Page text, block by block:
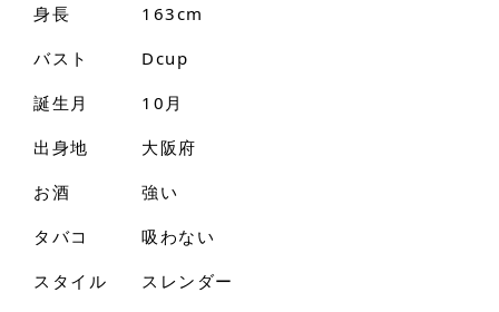
身長
163cm
バスト
Dcup
誕生月
10月
出身地
大阪府
お酒
強い
タバコ
吸わない
スタイル
スレンダー